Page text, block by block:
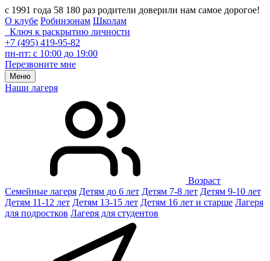
с 1991 года 58 180 раз родители доверили нам самое дорогое!
О клубе Робинзонам Школам
Ключ к раскрытию личности
+7 (495) 419-95-82
пн-пт: с 10:00 до 19:00
Перезвоните мне
Меню
Наши лагеря
Возраст
Семейные лагеря Детям до 6 лет Детям 7-8 лет Детям 9-10 лет
Детям 11-12 лет Детям 13-15 лет Детям 16 лет и старше Лагеря
для подростков Лагеря для студентов